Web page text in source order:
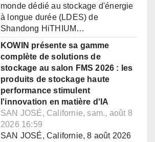
monde dédié au stockage d'énergie
à longue durée (LDES) de
Shandong HiTHIUM…
KOWIN présente sa gamme
complète de solutions de
stockage au salon FMS 2026 : les
produits de stockage haute
performance stimulent
l'innovation en matière d'IA
SAN JOSÉ, Californie, sam., août 8
2026 16:59
SAN JOSÉ, Californie, 8 août 2026